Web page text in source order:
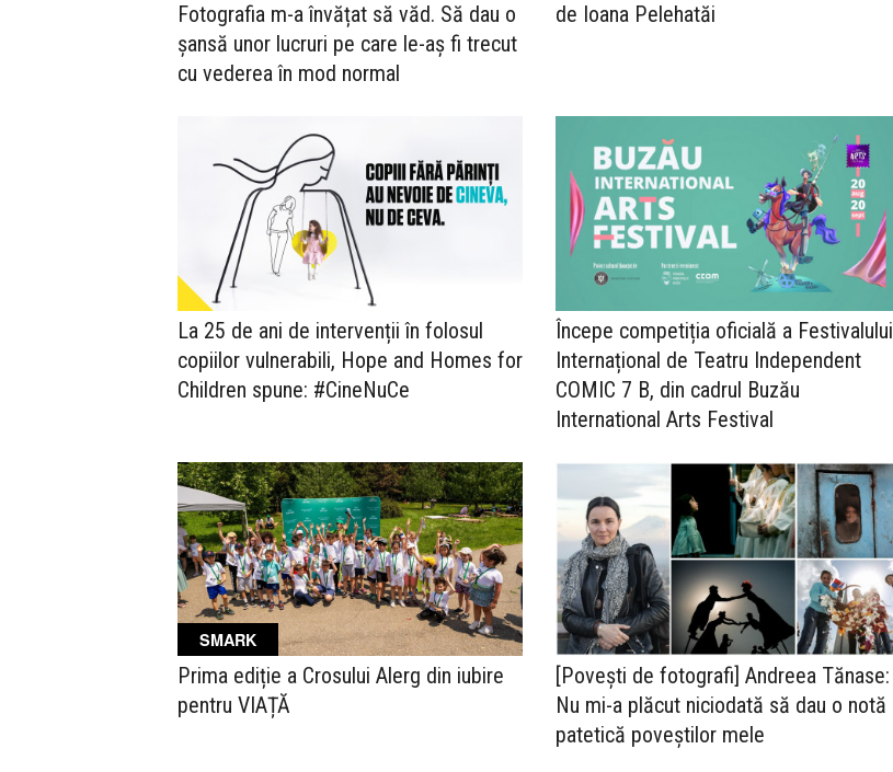
Fotografia m-a învățat să văd. Să dau o
șansă unor lucruri pe care le-aș fi trecut
cu vederea în mod normal
de Ioana Pelehatăi
La 25 de ani de intervenții în folosul
copiilor vulnerabili, Hope and Homes for
Children spune: #CineNuCe
Începe competiția oficială a Festivalului
Internațional de Teatru Independent
COMIC 7 B, din cadrul Buzău
International Arts Festival
SMARK
Prima ediție a Crosului Alerg din iubire
pentru VIAȚĂ
[Povești de fotografi] Andreea Tănase:
Nu mi-a plăcut niciodată să dau o notă
patetică poveștilor mele